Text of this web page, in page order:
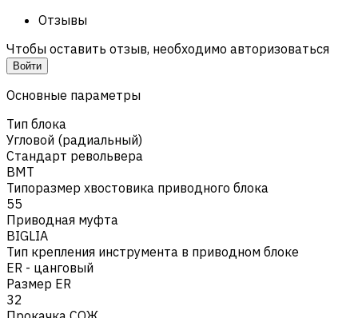
Отзывы
Чтобы оставить отзыв, необходимо авторизоваться
Войти
Основные параметры
Тип блока
Угловой (радиальный)
Стандарт револьвера
BMT
Типоразмер хвостовика приводного блока
55
Приводная муфта
BIGLIA
Тип крепления инструмента в приводном блоке
ER - цанговый
Размер ER
32